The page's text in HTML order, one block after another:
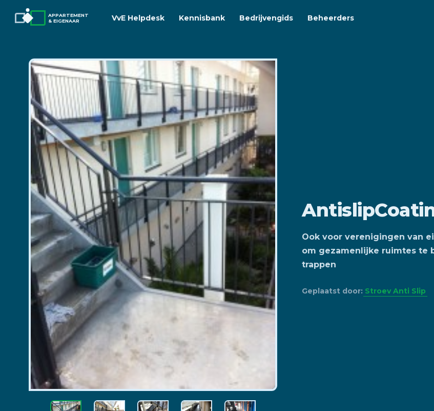
APPARTEMENT
& EIGENAAR
VvE Helpdesk Kennisbank Bedrijvengids Beheerders
Ook voor verenigingen van
om gezamenlijke ruimtes te
trappen
Geplaatst door: Stroev Anti Slip